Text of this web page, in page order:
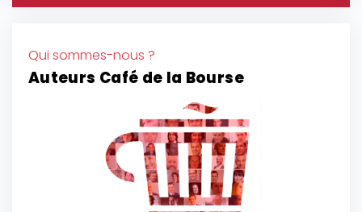
Qui sommes-nous ?
Auteurs Café de la Bourse